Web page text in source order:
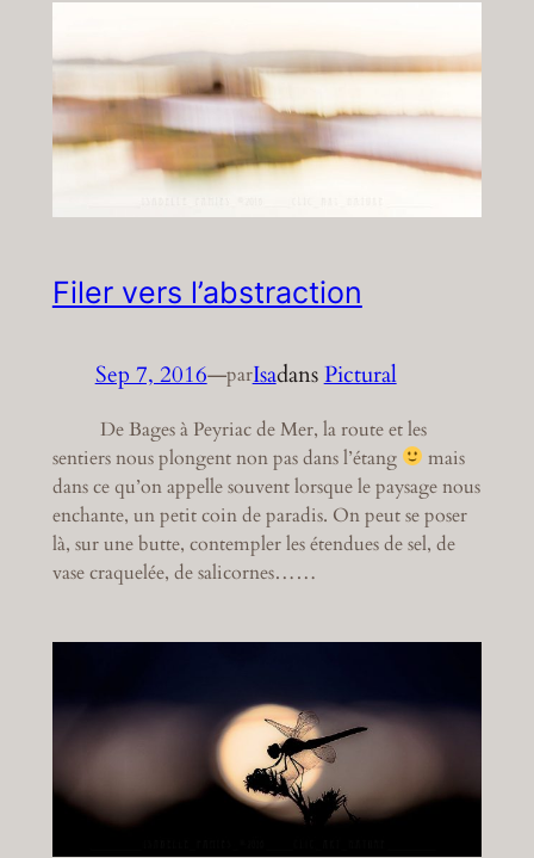
Filer vers l’abstraction
Sep 7, 2016—parIsadansPictural
De Bages à Peyriac de Mer, la route et les
sentiers nous plongent non pas dans l’étang
mais
dans ce qu’on appelle souvent lorsque le paysage nous
enchante, un petit coin de paradis. On peut se poser
là, sur une butte, contempler les étendues de sel, de
vase craquelée, de salicornes……